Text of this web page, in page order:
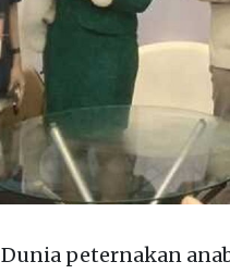
Dunia peternakan